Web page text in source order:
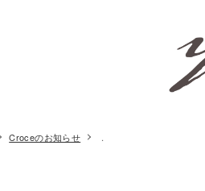
Croceのお知らせ ．